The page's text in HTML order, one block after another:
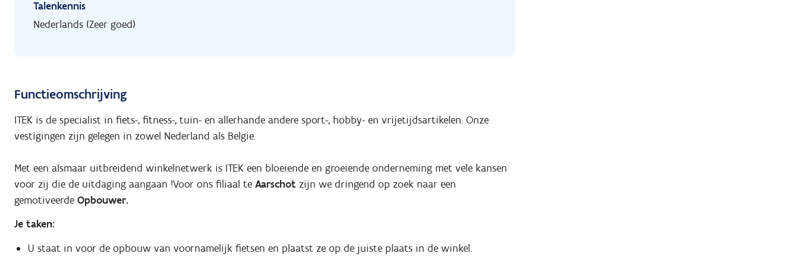
Talenkennis
Nederlands (Zeer goed)
Functieomschrijving
ITEK is de specialist in fiets-, fitness-, tuin- en allerhande andere sport-, hobby- en vrijetijdsartikelen. Onze
vestigingen zijn gelegen in zowel Nederland als Belgie.
Met een alsmaar uitbreidend winkelnetwerk is ITEK een bloeiende en groeiende onderneming met vele kansen
voor zij die de uitdaging aangaan !Voor ons filiaal te Aarschot zijn we dringend op zoek naar een
gemotiveerde Opbouwer.
Je taken:
U staat in voor de opbouw van voornamelijk fietsen en plaatst ze op de juiste plaats in de winkel.